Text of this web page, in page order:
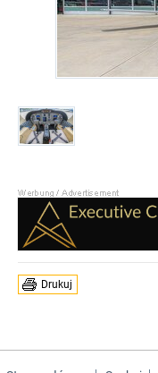
Drukuj